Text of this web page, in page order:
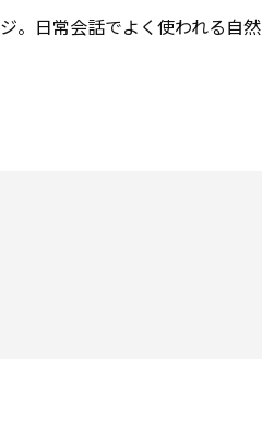
。日常会話でよく使われる自然